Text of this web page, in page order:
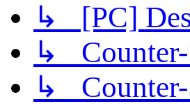
↳ [PC]
↳ Counter-
↳ Counter-